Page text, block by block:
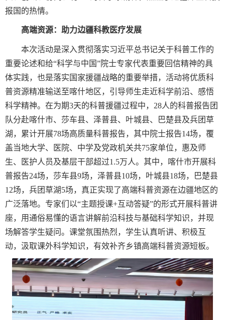
报国的热情。
高端资源：助力边疆科教医疗发展
本次活动是深入贯彻落实习近平总书记关于科普工作的
重要论述和给“科学与中国”院士专家代表重要回信精神的具
体实践，也是落实国家援疆战略的重要举措，活动将优质科
普资源精准输送至喀什地区，引导师生走近科学前沿、感悟
科学精神。在为期3天的科普援疆过程中， 28人的科普报告团
队分赴喀什市、莎车县、泽普县、叶城县、巴楚县及兵团草
湖，累计开展78场高质量科普报告，其中院士报告14场，覆
盖当地大学、医院、中学及党政机关共75家单位，惠及师
生、医护人员及基层干部超过1.5万人。其中，喀什市开展科
普报告24场，莎车县9场，泽普县10场，叶城县18场，巴楚县
12场，兵团草湖5场，真正实现了高端科普资源在边疆地区的
广泛落地。专家们以“主题授课+互动答疑”的形式开展科普讲
座，用通俗易懂的语言讲解前沿科技与基础科学知识，并现
场解答学生疑问。课堂氛围热烈，学生认真听讲、积极互
动，汲取课外科学知识，有效补齐乡镇高端科普资源短板。